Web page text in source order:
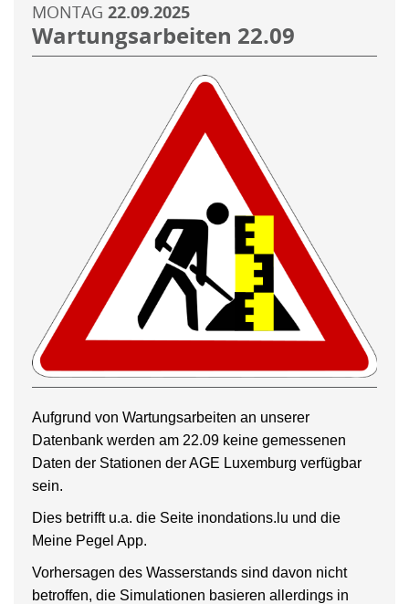
MONTAG 22.09.2025
Wartungsarbeiten 22.09
Aufgrund von Wartungsarbeiten an unserer
Datenbank werden am 22.09 keine gemessenen
Daten der Stationen der AGE Luxemburg verfügbar
sein.
Dies betrifft u.a. die Seite inondations.lu und die
Meine Pegel App.
Vorhersagen des Wasserstands sind davon nicht
betroffen, die Simulationen basieren allerdings in